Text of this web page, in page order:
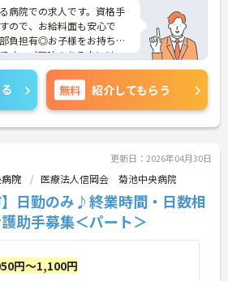
病院での求人です。資格手
ので、お給料面も安心で
負担有◎お子様をお持ちの
す。ご興味のある方には、
さらに詳細をご案内します
さい！
無料 紹介してもらう
更新日：2026年04月30日
院 医療法人信岡会 菊池中央病院
】日勤のみ♪終業時間・日数相
助手募集＜パート＞
円～1,100円